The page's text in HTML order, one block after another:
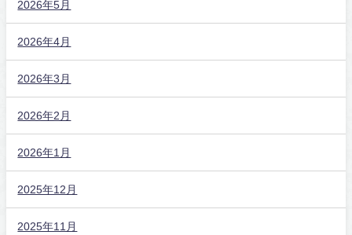
2026年5月
2026年4月
2026年3月
2026年2月
2026年1月
2025年12月
2025年11月